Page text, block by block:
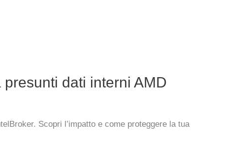
dati interni AMD
Scopri l’impatto e come proteggere la tua